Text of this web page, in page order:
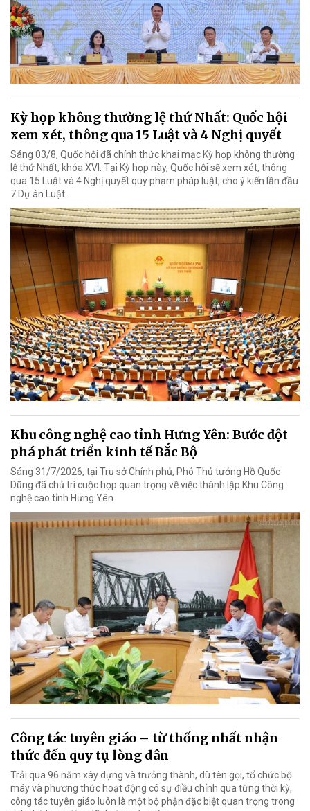
Kỳ họp không thường lệ thứ Nhất: Quốc hội
xem xét, thông qua 15 Luật và 4 Nghị quyết
Sáng 03/8, Quốc hội đã chính thức khai mạc Kỳ họp không thường
lệ thứ Nhất, khóa XVI. Tại Kỳ họp này, Quốc hội sẽ xem xét, thông
qua 15 Luật và 4 Nghị quyết quy phạm pháp luật, cho ý kiến lần đầu
7 Dự án Luật…
Khu công nghệ cao tỉnh Hưng Yên: Bước đột
phá phát triển kinh tế Bắc Bộ
Sáng 31/7/2026, tại Trụ sở Chính phủ, Phó Thủ tướng Hồ Quốc
Dũng đã chủ trì cuộc họp quan trọng về việc thành lập Khu Công
nghệ cao tỉnh Hưng Yên.
Công tác tuyên giáo – từ thống nhất nhận
thức đến quy tụ lòng dân
Trải qua 96 năm xây dựng và trưởng thành, dù tên gọi, tổ chức bộ
máy và phương thức hoạt động có sự điều chỉnh qua từng thời kỳ,
công tác tuyên giáo luôn là một bộ phận đặc biệt quan trọng trong